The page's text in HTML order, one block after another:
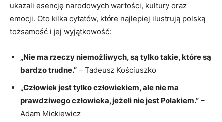
‍ukazali esencję narodowych⁢ wartości, kultury oraz
emocji. Oto kilka cytatów,⁢ które najlepiej ⁢ilustrują polską
‍tożsamość ​i jej wyjątkowość:
„Nie ‌ma rzeczy niemożliwych, są⁤ tylko takie, które ⁤są
bardzo trudne.” ​–⁤ Tadeusz Kościuszko
„Człowiek jest tylko człowiekiem, ale nie ma
prawdziwego człowieka, jeżeli nie jest Polakiem.” –
Adam Mickiewicz